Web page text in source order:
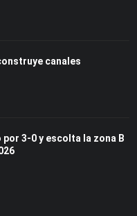
canales
por 3-0 y escolta la zona B